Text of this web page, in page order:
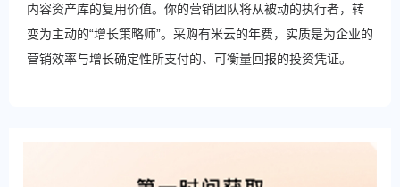
内容资产库的复用价值。你的营销团队将从被动的执行者，转
变为主动的“增长策略师”。采购有米云的年费，实质是为企业的
营销效率与增长确定性所支付的、可衡量回报的投资凭证。